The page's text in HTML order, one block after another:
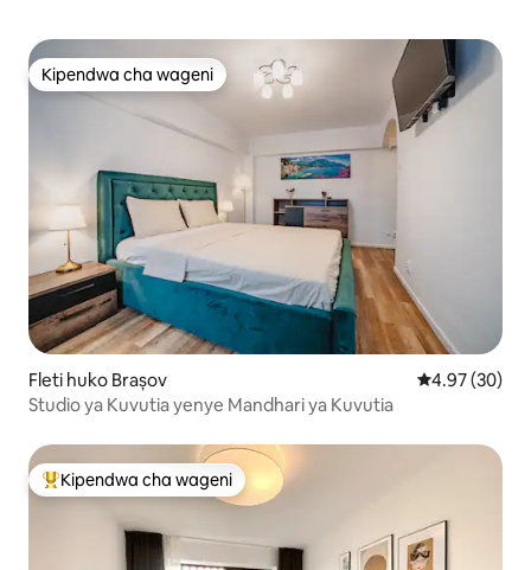
Kipendwa cha wageni
Kipendwa cha wageni
Fleti huko Brașov Ukadiriaji wa
4.97 (30)
Studio ya Kuvutia yenye Mandhari ya Kuvutia
Kipendwa maarufu cha wageni
Kipendwa cha wageni